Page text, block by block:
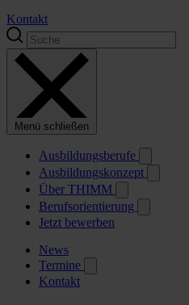
Kontakt
Menü schließen
Ausbildungsberufe
Ausbildungskonzept
Über THIMM
Berufsorientierung
Jetzt bewerben
News
Termine
Kontakt